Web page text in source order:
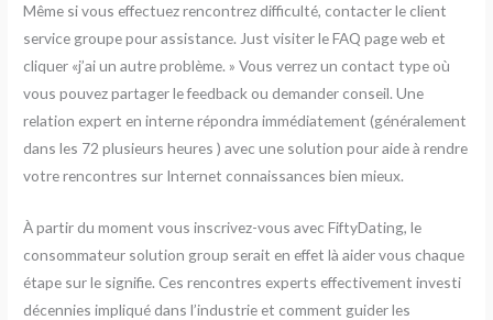
Même si vous effectuez rencontrez difficulté, contacter le client
service groupe pour assistance. Just visiter le FAQ page web et
cliquer «j’ai un autre problème. » Vous verrez un contact type où
vous pouvez partager le feedback ou demander conseil. Une
relation expert en interne répondra immédiatement (généralement
dans les 72 plusieurs heures ) avec une solution pour aide à rendre
votre rencontres sur Internet connaissances bien mieux.
À partir du moment vous inscrivez-vous avec FiftyDating, le
consommateur solution group serait en effet là aider vous chaque
étape sur le signifie. Ces rencontres experts effectivement investi
décennies impliqué dans l’industrie et comment guider les